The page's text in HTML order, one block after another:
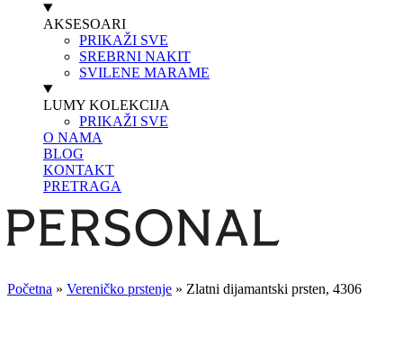
AKSESOARI
PRIKAŽI SVE
SREBRNI NAKIT
SVILENE MARAME
LUMY KOLEKCIJA
PRIKAŽI SVE
O NAMA
BLOG
KONTAKT
PRETRAGA
Početna » Vereničko prstenje » Zlatni dijamantski prsten, 4306